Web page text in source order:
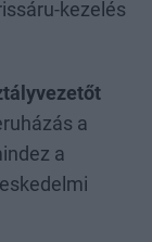
kezelés
a
a